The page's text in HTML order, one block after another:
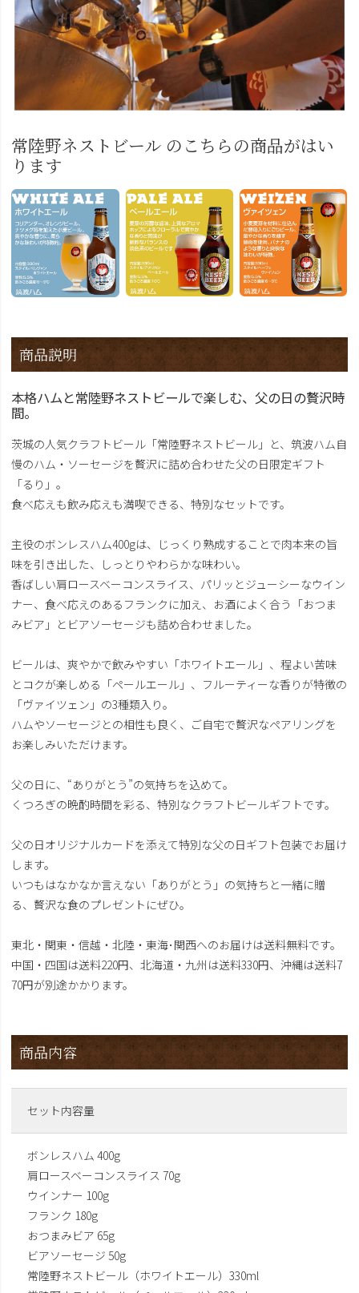
常陸野ネストビール のこちらの商品がはい
ります
商品説明
本格ハムと常陸野ネストビールで楽しむ、父の日の贅沢時
間。
茨城の人気クラフトビール「常陸野ネストビール」と、筑波ハム自
慢のハム・ソーセージを贅沢に詰め合わせた父の日限定ギフト
「るり」。
食べ応えも飲み応えも満喫できる、特別なセットです。
主役のボンレスハム400gは、じっくり熟成することで肉本来の旨
味を引き出した、しっとりやわらかな味わい。
香ばしい肩ロースベーコンスライス、パリッとジューシーなウイン
ナー、食べ応えのあるフランクに加え、お酒によく合う「おつま
みビア」とビアソーセージも詰め合わせました。
ビールは、爽やかで飲みやすい「ホワイトエール」、程よい苦味
とコクが楽しめる「ペールエール」、フルーティーな香りが特徴の
「ヴァイツェン」の3種類入り。
ハムやソーセージとの相性も良く、ご自宅で贅沢なペアリングを
お楽しみいただけます。
父の日に、“ありがとう”の気持ちを込めて。
くつろぎの晩酌時間を彩る、特別なクラフトビールギフトです。
父の日オリジナルカードを添えて特別な父の日ギフト包装でお届け
します。
いつもはなかなか言えない「ありがとう」の気持ちと一緒に贈
る、贅沢な食のプレゼントにぜひ。
東北・関東・信越・北陸・東海･関西へのお届けは送料無料です。
中国・四国は送料220円、北海道・九州は送料330円、沖縄は送料7
70円が別途かかります。
商品内容
セット内容量
ボンレスハム 400g
肩ロースベーコンスライス 70g
ウインナー 100g
フランク 180g
おつまみビア 65g
ビアソーセージ 50g
常陸野ネストビール（ホワイトエール）330ml